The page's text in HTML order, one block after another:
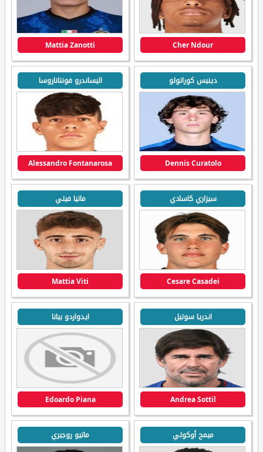
Cher Ndour
Mattia Zanotti
دينيس كوراتولو
Dennis Curatolo
اليساندرو فونتاناروسا
Alessandro Fontanarosa
سيزاري كاسادي
Cesare Casadei
ماتيا فيتي
Mattia Viti
اندريا سوتيل
Andrea Sottil
ايدواردو بيانا
Edoardo Piana
ميمح أوكولي ماتيو روجيري